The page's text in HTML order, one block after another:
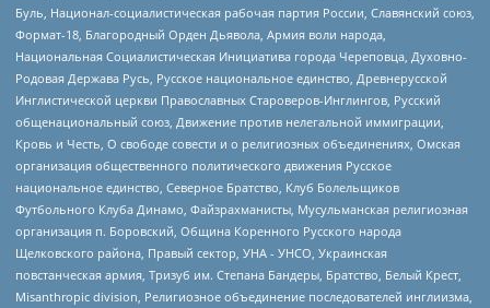
Буль, Национал-социалистическая рабочая партия России, Славянский союз,
Формат-18, Благородный Орден Дьявола, Армия воли народа,
Национальная Социалистическая Инициатива города Череповца, Духовно-
Родовая Держава Русь, Русское национальное единство, Древнерусской
Инглистической церкви Православных Староверов-Инглингов, Русский
общенациональный союз, Движение против нелегальной иммиграции,
Кровь и Честь, О свободе совести и о религиозных объединениях, Омская
организация общественного политического движения Русское
национальное единство, Северное Братство, Клуб Болельщиков
Футбольного Клуба Динамо, Файзрахманисты, Мусульманская религиозная
организация п. Боровский, Община Коренного Русского народа
Щелковского района, Правый сектор, УНА - УНСО, Украинская
повстанческая армия, Тризуб им. Степана Бандеры, Братство, Белый Крест,
Misanthropic division, Религиозное объединение последователей инглиизма,